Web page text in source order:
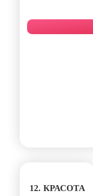
12. КРАСОТА